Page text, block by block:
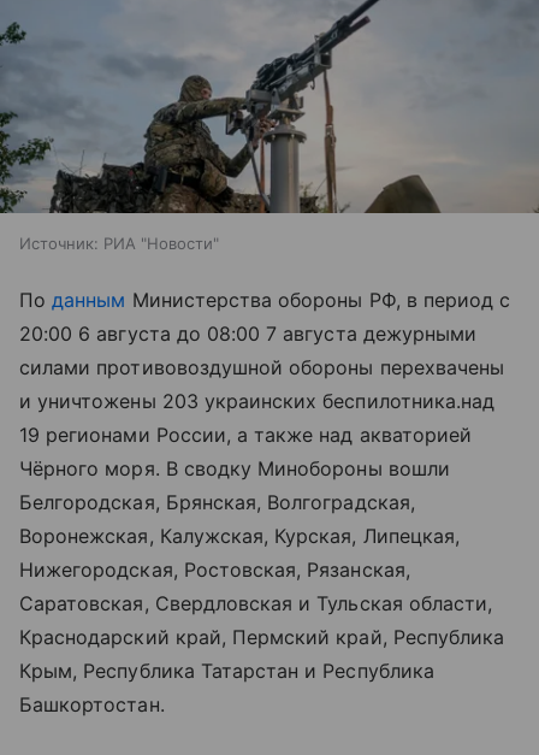
Источник: РИА "Новости"
Поданным Министерства обороны РФ, в период с
20:00 6 августа до 08:00 7 августа дежурными
силами противовоздушной обороны перехвачены
и уничтожены 203 украинских беспилотника.над
19 регионами России, а также над акваторией
Чёрного моря. В сводку Минобороны вошли
Белгородская, Брянская, Волгоградская,
Воронежская, Калужская, Курская, Липецкая,
Нижегородская, Ростовская, Рязанская,
Саратовская, Свердловская и Тульская области,
Краснодарский край, Пермский край, Республика
Крым, Республика Татарстан и Республика
Башкортостан.